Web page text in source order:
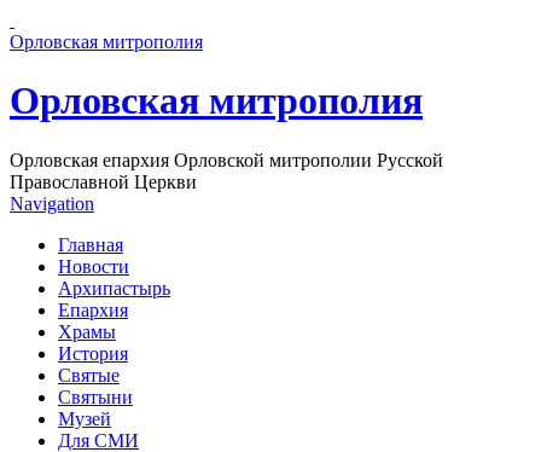
Орловская митрополия
Орловская митрополия
Орловская епархия Орловской митрополии Русской
Православной Церкви
Navigation
Главная
Новости
Архипастырь
Епархия
Храмы
История
Святые
Святыни
Музей
Для СМИ